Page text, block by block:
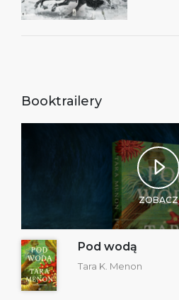
Booktrailery
ZOBACZ
Pod wodą
Tara K. Menon